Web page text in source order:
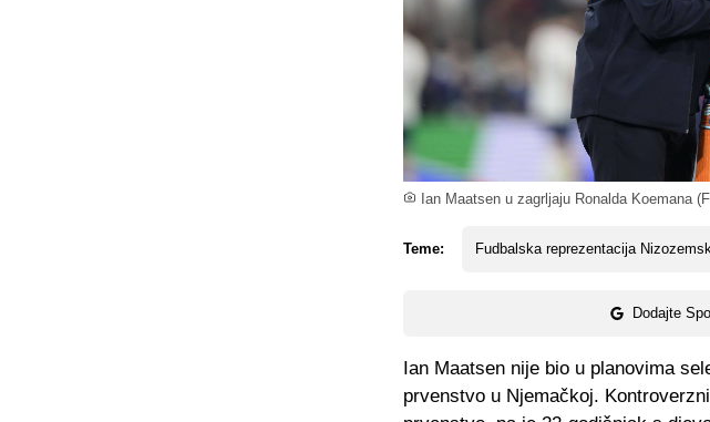
Ian Maatsen u zagrljaju Ronalda Koemana
Teme: Fudbalska reprezentacija
Dodajte
Ian Maatsen nije bio u planovima
prvenstvo u Njemačkoj.